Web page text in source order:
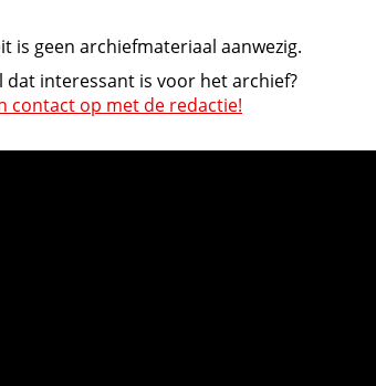
is geen archiefmateriaal aanwezig.
dat interessant is voor het archief?
contact op met de redactie!